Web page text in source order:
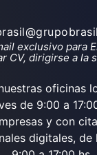
exclusivo para
CV, dirigirse a la
oficinas
de 9:00 a
y con
digitales, de